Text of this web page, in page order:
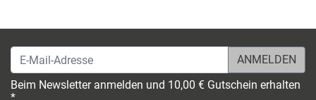
E-Mail-Adresse
Beim Newsletter anmelden und 10,00 € Gutschein erhalten